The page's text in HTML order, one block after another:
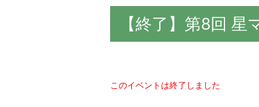
【終了】第8回 星
このイベントは終了しました